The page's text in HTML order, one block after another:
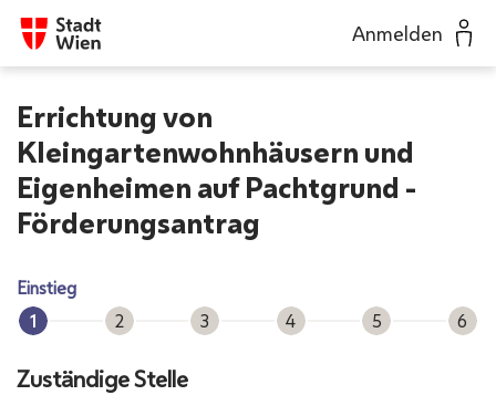
Anmelden
Errichtung von
Kleingartenwohnhäusern und
Eigenheimen auf Pachtgrund -
Förderungsantrag
Fortschrittsanzeige
Einstieg
1
Einstieg 2Antragsteller*in
3Daten 4Beilagen 5Kontrolle 6
Zuständige Stelle